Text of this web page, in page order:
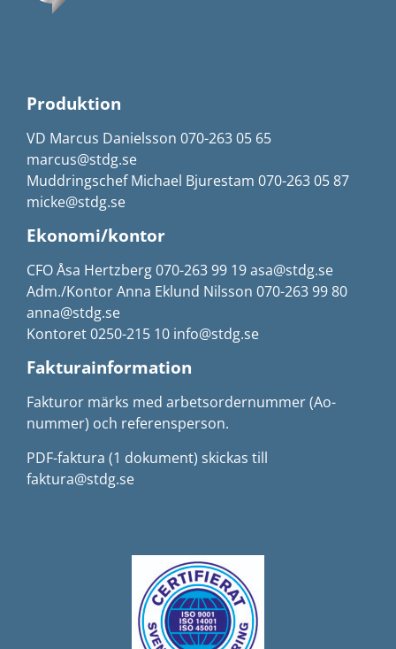
Produktion
VD Marcus Danielsson 070-263 05 65
marcus@stdg.se
Muddringschef Michael Bjurestam 070-263 05 87
micke@stdg.se
Ekonomi/kontor
CFO Åsa Hertzberg 070-263 99 19 asa@stdg.se
Adm./Kontor Anna Eklund Nilsson 070-263 99 80
anna@stdg.se
Kontoret 0250-215 10 info@stdg.se
Fakturainformation
Fakturor märks med arbetsordernummer (Ao-
nummer) och referensperson.
PDF-faktura (1 dokument) skickas till
faktura@stdg.se